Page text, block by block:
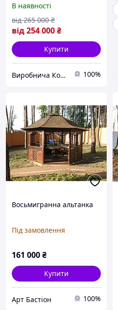
В наявності
від254 000₴
від 265 000 ₴
Купити
Виробнича Компанія "lnk-leader" 100%
Восьмигранна альтанка
Під замовлення
161 000₴
Купити
Арт Бастіон 100%